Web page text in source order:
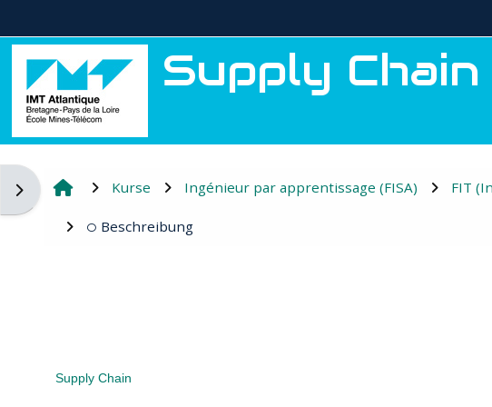
Supply Chain
Blockleiste öffnenKurse Ingénieur par apprentissage (FISA) FIT
Beschreibung
Supply Chain